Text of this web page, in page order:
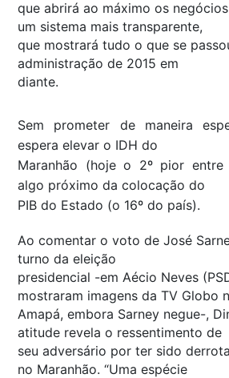
que abrirá ao máximo os
um sistema mais transparente,
que mostrará tudo o que se
administração de 2015 em
diante.
Sem prometer de maneira
espera elevar o IDH do
Maranhão (hoje o 2º pior entre
algo próximo da colocação do
PIB do Estado (o 16º do país).
Ao comentar o voto de José
turno da eleição
presidencial -em Aécio Neves
mostraram imagens da TV Globo
Amapá, embora Sarney negue-,
atitude revela o ressentimento de
seu adversário por ter sido
no Maranhão. “Uma espécie